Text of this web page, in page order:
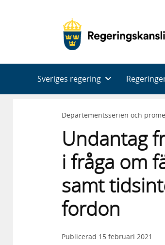
Sveriges regering
Departementsserien och
Undantag
i fråga om
samt
fordon
Publicerad 15 februari 2021